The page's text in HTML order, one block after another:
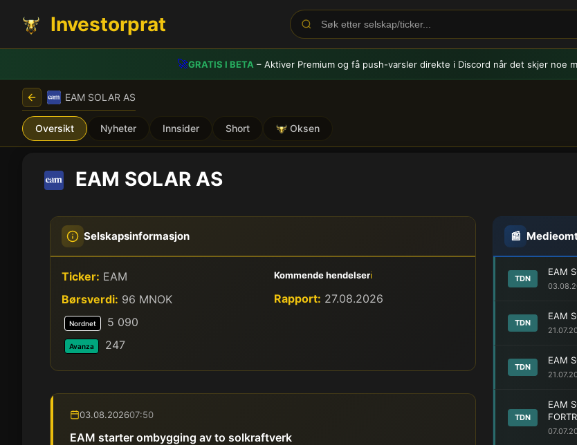
Investorprat
🚀GRATIS I BETA – Aktiver Premium og få push-varslerdirekte i Discord når det skjer noe
EAM SOLAR AS
Oversikt Nyheter Innsider Short Oksen
EAM SOLAR AS
Selskapsinformasjon
Ticker: EAM
Børsverdi: 96 MNOK
Nordnet 5 090
Avanza 247
Kommende hendelserℹ️
Rapport: 27.08.2026
03.08.202607:50
EAM starter ombygging av to solkraftverk
📰
TDN
EAM
TDN
EAM
TDN
EAM
TDN
EAM